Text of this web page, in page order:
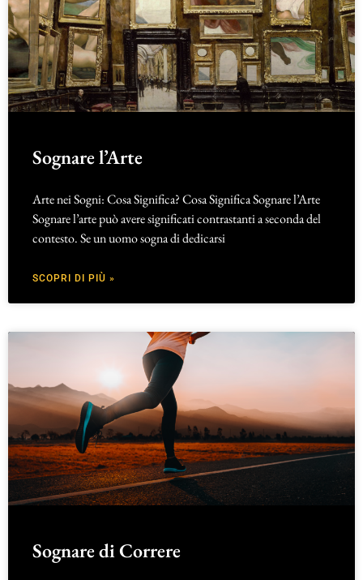
Sognare l’Arte
Arte nei Sogni: Cosa Significa? Cosa Significa Sognare l’Arte
Sognare l’arte può avere significati contrastanti a seconda del
contesto. Se un uomo sogna di dedicarsi
SCOPRI DI PIÙ »
Sognare di Correre